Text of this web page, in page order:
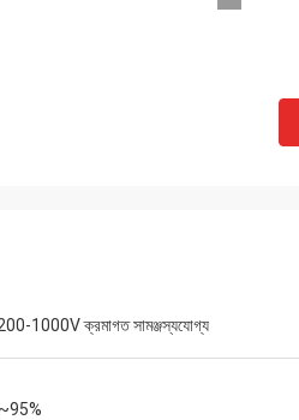
অভিজ্ঞতা।
আমাদের একটি
শব্দযুক্ত স্পিন্ডেল
1000V ক্রমাগত সামঞ্জস্যযোগ্য